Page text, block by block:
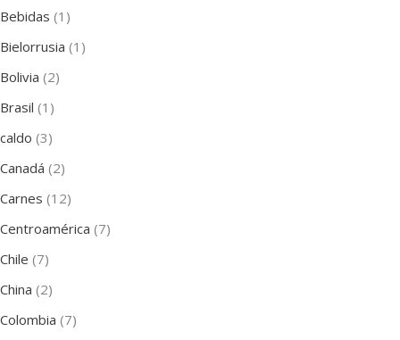
Bebidas (1)
Bielorrusia (1)
Bolivia (2)
Brasil (1)
caldo (3)
Canadá (2)
Carnes (12)
Centroamérica (7)
Chile (7)
China (2)
Colombia (7)